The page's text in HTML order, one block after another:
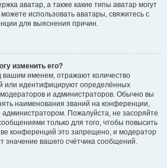
аватар, а также какие типы аватар могут
использовать аватары, свяжитесь с
для выяснения причин.
изменить его?
именем, отражают количество
или идентифицируют определённых
и администраторов. Обычно вы
наименования званий на конференции,
администратором. Пожалуйста, не засоряйте
только для того, чтобы повысить
конференций это запрещено, и модератор
значение вашего счётчика сообщений.